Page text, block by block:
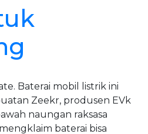
Baterai mobil listrik ini
Zeekr, produsen EVk
naungan raksasa
baterai bisa